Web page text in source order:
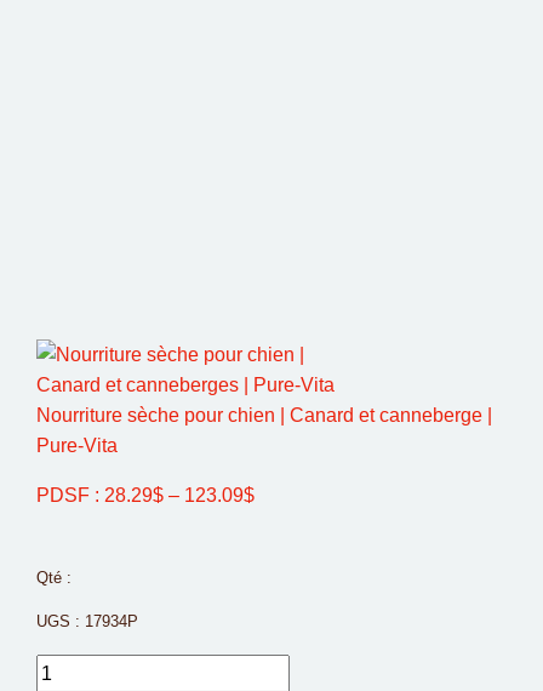
Nourriture sèche pour chien | Canard et canneberge |
Pure-Vita
PDSF : 28.29$ – 123.09$
Qté :
UGS : 17934P